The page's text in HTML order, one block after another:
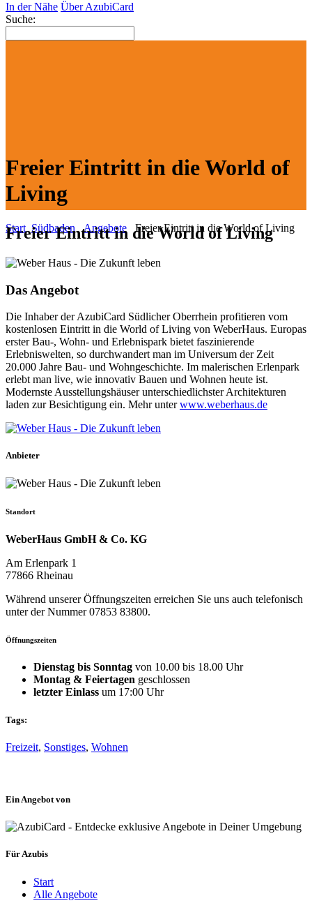
In der Nähe Über AzubiCard
Suche:
Freier Eintritt in die World of
Living
Start Südbaden Angebote Freier Eintritt in die World of Living
Freier Eintritt in die World of Living
Das Angebot
Die Inhaber der AzubiCard Südlicher Oberrhein profitieren vom
kostenlosen Eintritt in die World of Living von WeberHaus. Europas
erster Bau-, Wohn- und Erlebnispark bietet faszinierende
Erlebniswelten, so durchwandert man im Universum der Zeit
20.000 Jahre Bau- und Wohngeschichte. Im malerischen Erlenpark
erlebt man live, wie innovativ Bauen und Wohnen heute ist.
Modernste Ausstellungshäuser unterschiedlichster Architekturen
laden zur Besichtigung ein. Mehr unterwww.weberhaus.de
Anbieter
Standort
WeberHaus GmbH & Co. KG
Am Erlenpark 1
77866 Rheinau
Während unserer Öffnungszeiten erreichen Sie uns auch telefonisch
unter der Nummer 07853 83800.
Öffnungszeiten
Dienstag bis Sonntag von 10.00 bis 18.00 Uhr
Montag & Feiertagen geschlossen
letzter Einlass um 17:00 Uhr
Tags:
Freizeit, Sonstiges, Wohnen
Ein Angebot von
Für Azubis
Start
Alle Angebote